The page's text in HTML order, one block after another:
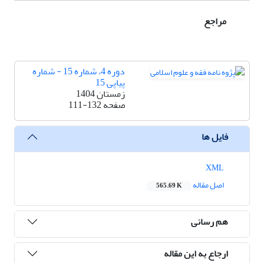
مراجع
دوره 4، شماره 15 - شماره
پیاپی 15
زمستان 1404
صفحه111-132
فایل ها
اصل مقاله
565.69 K
هم رسانی
ارجاع به این مقاله